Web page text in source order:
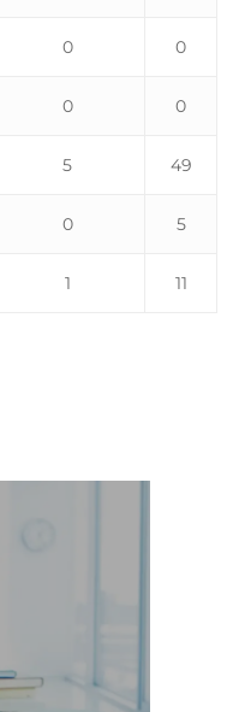
0 0
0 0
5 49
0 5
1 11